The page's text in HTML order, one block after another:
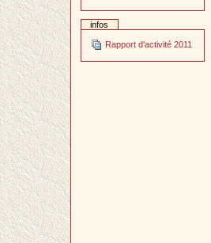
infos
Rapport d'activité 2011